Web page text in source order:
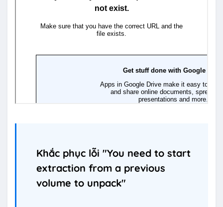
Khắc phục lỗi "You need to start
extraction from a previous
volume to unpack"